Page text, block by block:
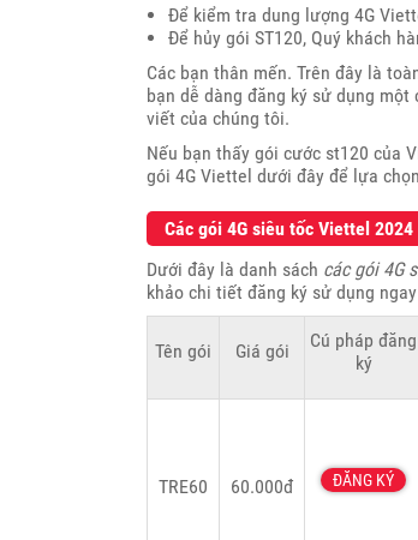
Để kiểm tra dung lượng 4G
Để hủy gói ST120, Quý khách
Các bạn thân mến. Trên đây là
bạn dễ dàng đăng ký sử dụng
viết của chúng tôi.
Nếu bạn thấy gói cước st120 của
gói 4G Viettel dưới đây để lựa
Các gói 4G siêu tốc Viettel 2024
Dưới đây là danh sách các gói 4G
khảo chi tiết đăng ký sử dụng
Tên gói Giá gói
Cú pháp đăng
ký
TRE60 60.000đ ĐĂNG KÝ